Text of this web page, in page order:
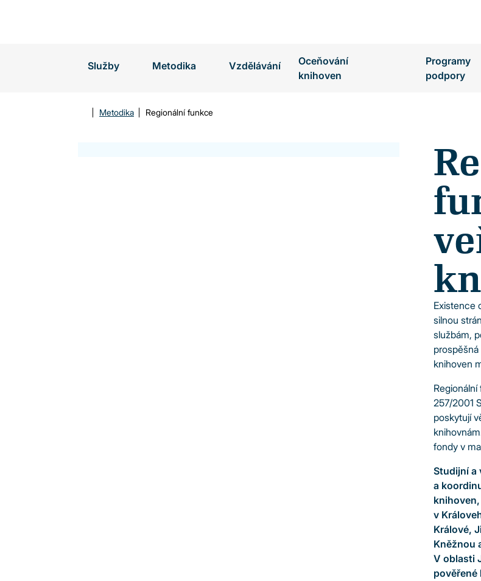
Služby Metodika Vzdělávání
Oceňování
knihoven
Programy
podpory
Metodika Regionální funkce
Existence
silnou
službám,
knihoven
257/2001
poskytují
fondy v
Studijní a
a
v
Králové,
Kněžnou
V oblasti